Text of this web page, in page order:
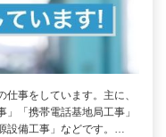
事をしています。主に、
」「携帯電話基地局工事」
設備工事」などです。…